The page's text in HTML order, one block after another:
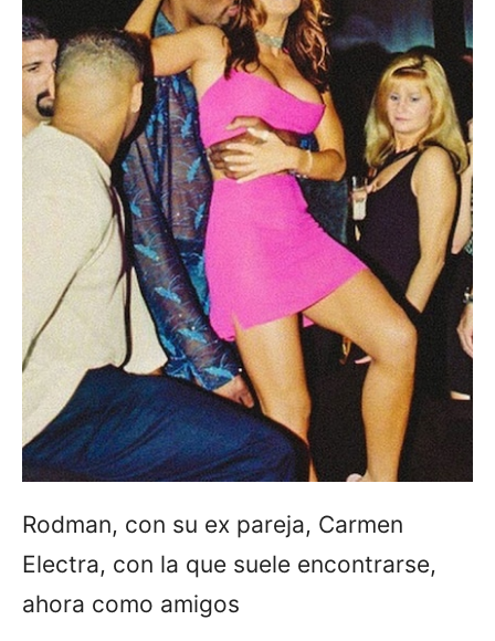
Rodman, con su ex pareja, Carmen
Electra, con la que suele encontrarse,
ahora como amigos